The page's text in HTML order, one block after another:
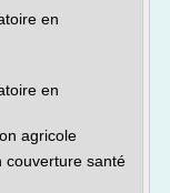
en
en
agricole
couverture santé